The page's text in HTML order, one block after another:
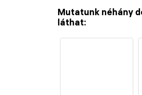
Mutatunk néhány
láthat: